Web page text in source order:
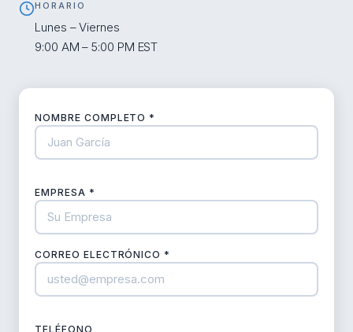
HORARIO
Lunes – Viernes
9:00 AM – 5:00 PM EST
NOMBRE COMPLETO *
EMPRESA *
CORREO ELECTRÓNICO *
TELÉFONO